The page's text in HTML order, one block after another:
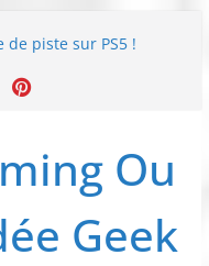
de piste sur PS5 !
de l’arcade est de
Turtle Beach X
Ou
Geek